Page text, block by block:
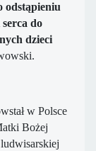
odstąpieniu
do
dzieci
w Polsce
Bożej